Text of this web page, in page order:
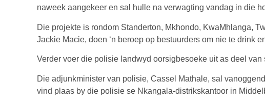
naweek aangekeer en sal hulle na verwagting vandag in die
Die projekte is rondom Standerton, Mkhondo, KwaMhlanga,
Jackie Macie, doen ‘n beroep op bestuurders om nie te drink
Verder voer die polisie landwyd oorsigbesoeke uit as deel
Die adjunkminister van polisie, Cassel Mathale, sal
vind plaas by die polisie se Nkangala-distrikskantoor in